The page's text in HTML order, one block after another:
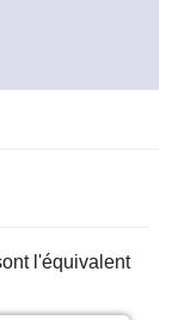
l'équivalent